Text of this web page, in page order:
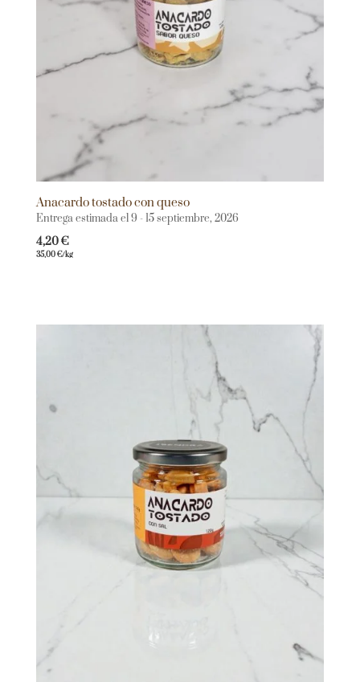
Anacardo tostado con queso
Entrega estimada el 9 - 15 septiembre, 2026
4,20€
35,00€/kg